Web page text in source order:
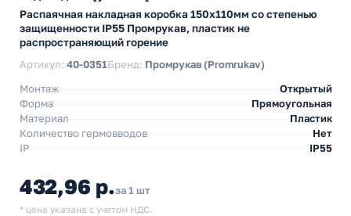
Распаячная накладная коробка 150х110мм со степенью
защищенности IP55 Промрукав, пластик не
распространяющий горение
Артикул: 40-0351Бренд: Промрукав (Promrukav)
Монтаж
Открытый
Форма
Прямоугольная
Материал
Пластик
Количество гермовводов
Нет
IP
IP55
432,96 р.за 1 шт
* цена указана с учетом НДС.